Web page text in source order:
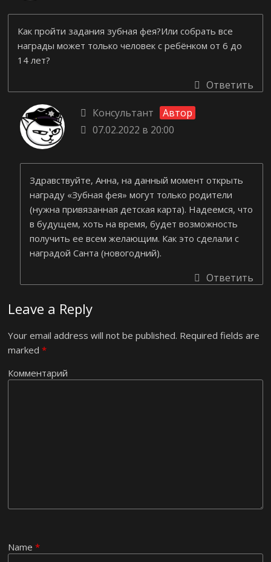
Как пройти задания зубная фея?Или собрать все
награды может только человек с ребёнком от 6 до
14 лет?
Ответить
Консультант
Автор
07.02.2022 в 20:00
Здравствуйте, Анна, на данный момент открыть
награду «Зубная фея» могут только родители
(нужна привязанная детская карта). Надеемся, что
в будущем, хоть на время, будет возможность
получить ее всем желающим. Как это сделали с
наградой Санта (новогодний).
Ответить
Leave a Reply
Your email address will not be published. Required fields are
marked*
Комментарий
Name*